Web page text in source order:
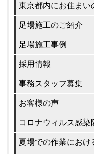
東京都内にお住まい
足場施工のご紹介
足場施工事例
採用情報
事務スタッフ募集
お客様の声
コロナウィルス感染
夏場での作業におけ